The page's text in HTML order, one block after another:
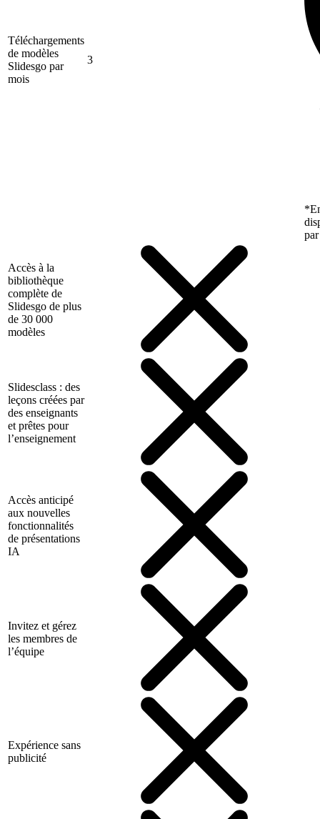
Téléchargements
de modèles
Slidesgo par
mois
3
Accès à la
bibliothèque
complète de
Slidesgo de plus
de 30 000
modèles
Slidesclass : des
leçons créées par
des enseignants
et prêtes pour
l’enseignement
Accès anticipé
aux nouvelles
fonctionnalités
de présentations
IA
Invitez et gérez
les membres de
l’équipe
Expérience sans
publicité